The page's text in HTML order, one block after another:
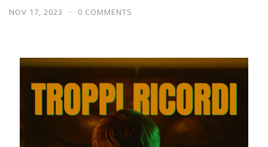
NOV 17, 2023 0 COMMENTS